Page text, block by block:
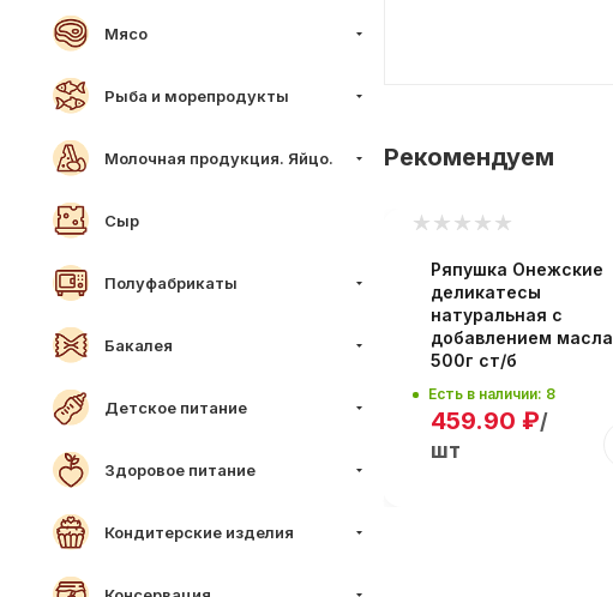
Рекомендуем
Ряпушка Онежские
деликатесы
натуральная с
добавлением масла
500г ст/б
Есть в наличии: 8
459.90 ₽/
шт
Мясо
Рыба и морепродукты
Молочная продукция. Яйцо.
Сыр
Полуфабрикаты
Бакалея
Детское питание
Здоровое питание
Кондитерские изделия